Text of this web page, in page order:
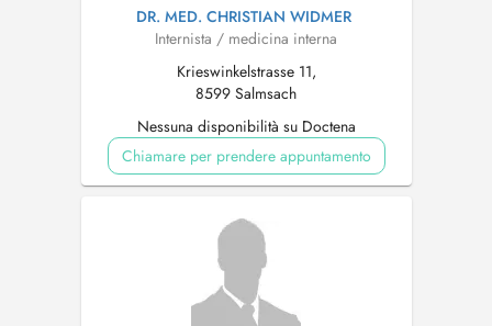
DR. MED. CHRISTIAN WIDMER
Internista / medicina interna
Krieswinkelstrasse 11,
8599 Salmsach
Nessuna disponibilità su Doctena
Chiamare per prendere appuntamento